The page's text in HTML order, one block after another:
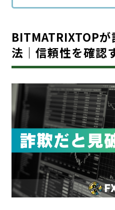
BITMATRIXTOP
法｜信頼性を確認